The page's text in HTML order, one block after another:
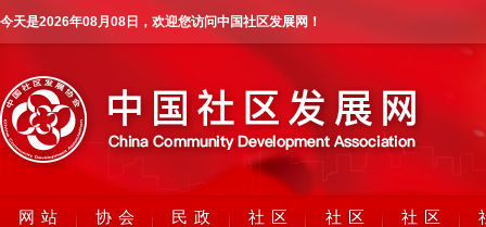
今天是2026年08月08日 ，欢迎您访问中国社区发展网！
网站
协会
民政
社区
社区
社区